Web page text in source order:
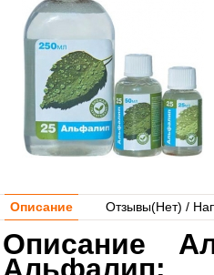
Описание Отзывы(Нет) /
Описание